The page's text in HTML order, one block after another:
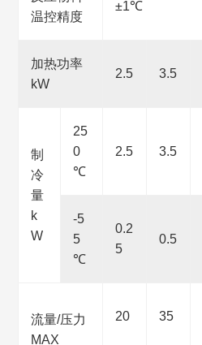
温控精度
±1℃
加热功率
kW
2.5 3.5
制
冷
量
k
W
25
0
℃
2.5 3.5
-5
5
℃
0.2
5
0.5
流量/压力
MAX
20 35